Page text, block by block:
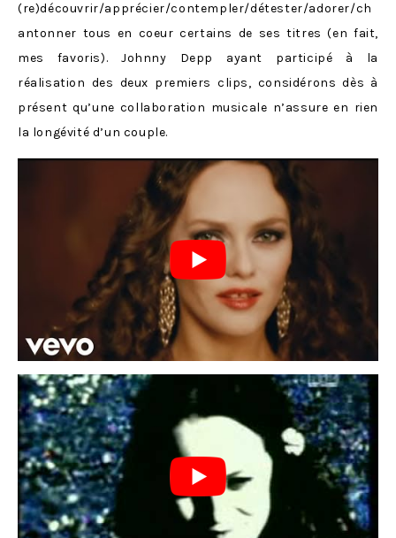
(re)découvrir/apprécier/contempler/détester/adorer/ch
antonner tous en coeur certains de ses titres (en fait,
mes favoris). Johnny Depp ayant participé à la
réalisation des deux premiers clips, considérons dès à
présent qu’une collaboration musicale n’assure en rien
la longévité d’un couple.